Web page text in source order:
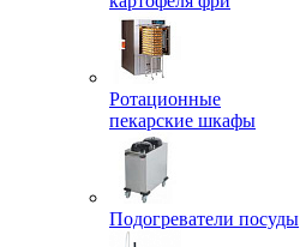
Ротационные
пекарские шкафы
Подогреватели посуды